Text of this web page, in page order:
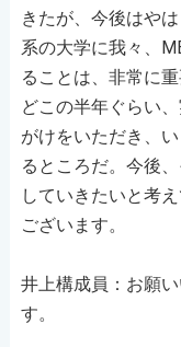
きたが、今後はや
系の大学に我々、
ることは、非常に
どこの半年ぐらい
がけをいただき、
るところだ。今後
していきたいと考
ございます。
井上構成員：お願
す。